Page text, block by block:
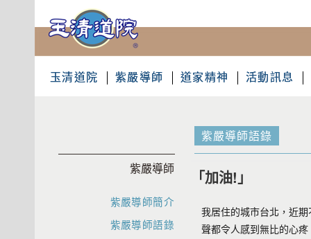
玉清道院 紫嚴導師 道家精神 活動訊息
紫嚴導師語錄
「加油!」
我居住的城市台北，近
聲都令人感到無比的心
紫嚴導師
紫嚴導師簡介
紫嚴導師語錄